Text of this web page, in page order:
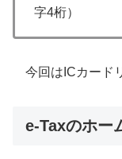
字4桁）
今回はICカード
e-Taxのホー